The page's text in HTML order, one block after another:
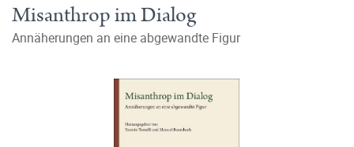
Misanthrop im Dialog
Annäherungen an eine abgewandte Figur